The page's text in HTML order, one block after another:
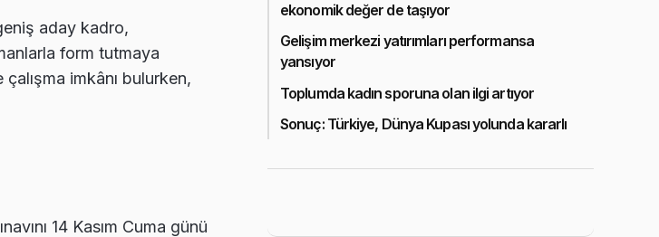
aday kadro,
form tutmaya
çalışma imkânı bulurken,
14 Kasım Cuma günü
ekonomik değer de taşıyor
Gelişim merkezi yatırımları performansa
yansıyor
Toplumda kadın sporuna olan ilgi artıyor
Sonuç: Türkiye, Dünya Kupası yolunda kararlı